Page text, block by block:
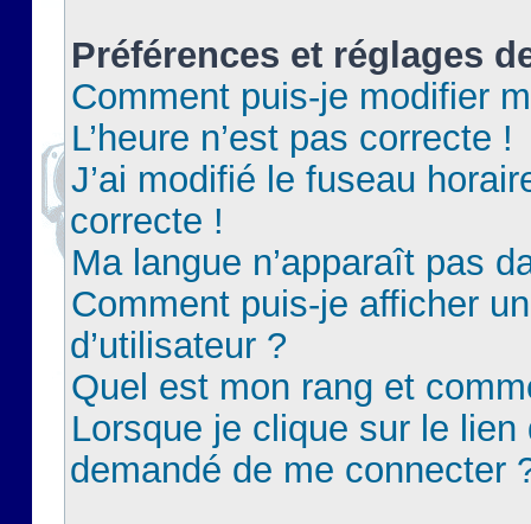
Préférences et réglages
Comment puis-je modifier
L’heure n’est pas correcte !
J’ai modifié le fuseau
correcte !
Ma langue n’apparaît pas
Comment puis-je afficher
d’utilisateur ?
Quel est mon rang et
Lorsque je clique sur le lien
demandé de me connecter